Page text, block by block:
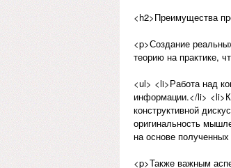
<h2>Преимущества
<p>Создание
теорию на практике,
<ul> <li>Работа над
информации.</li>
конструктивной
оригинальность
на основе
<p>Также важным